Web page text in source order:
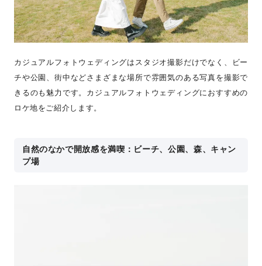
カジュアルフォトウェディングはスタジオ撮影だけでなく、ビー
チや公園、街中などさまざまな場所で雰囲気のある写真を撮影で
きるのも魅力です。カジュアルフォトウェディングにおすすめの
ロケ地をご紹介します。
自然のなかで開放感を満喫：ビーチ、公園、森、キャン
プ場